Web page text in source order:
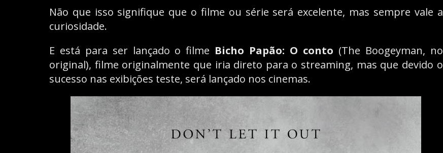
Não que isso signifique que o filme ou série será excelente, mas sempre vale a
curiosidade.
E está para ser lançado o filme Bicho Papão: O conto (The Boogeyman, no
original), filme originalmente que iria direto para o streaming, mas que devido o
sucesso nas exibições teste, será lançado nos cinemas.